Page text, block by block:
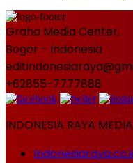
Graha Media Center,
Bogor - Indonesia
+62855-7777888
INDONESIA RAYA